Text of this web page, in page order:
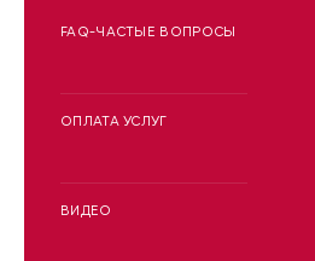
FAQ-ЧАСТЫЕ ВОПРОСЫ
ОПЛАТА УСЛУГ
ВИДЕО